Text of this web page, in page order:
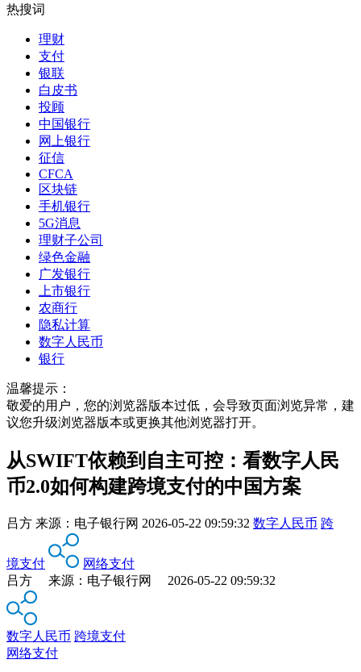
热搜词
理财
支付
银联
白皮书
投顾
中国银行
网上银行
征信
CFCA
区块链
手机银行
5G消息
理财子公司
绿色金融
广发银行
上市银行
农商行
隐私计算
数字人民币
银行
温馨提示：
敬爱的用户，您的浏览器版本过低，会导致页面浏览异常，建
议您升级浏览器版本或更换其他浏览器打开。
从SWIFT依赖到自主可控：看数字人民
币2.0如何构建跨境支付的中国方案
吕方 来源： 电子银行网 2026-05-22 09:59:32 数字人民币 跨
境支付
网络支付
吕方 来源：电子银行网 2026-05-22 09:59:32
数字人民币 跨境支付
网络支付